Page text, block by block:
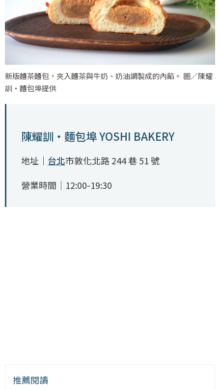
新版麵茶麵包，夾入麵茶與牛奶、奶油調製成的內餡。 圖／陳耀
訓・麵包埠提供
陳耀訓・麵包埠 YOSHI BAKERY
地址｜ 台北市敦化北路 244 巷 51 號
營業時間｜12:00-19:30
推薦閱讀